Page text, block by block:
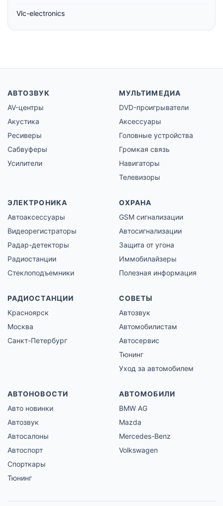
Vlc-electronics
АВТОЗВУК
AV-центры
Акустика
Ресиверы
Сабвуферы
Усилители
МУЛЬТИМЕДИА
DVD-проигрыватели
Аксессуары
Головные устройства
Громкая связь
Навигаторы
Телевизоры
ЭЛЕКТРОНИКА
Автоаксессуары
Видеорегистраторы
Радар-детекторы
Радиостанции
Стеклоподъемники
ОХРАНА
GSM сигнализации
Автосигнализации
Защита от угона
Иммобилайзеры
Полезная информация
РАДИОСТАНЦИИ
Красноярск
Москва
Санкт-Петербург
СОВЕТЫ
Автозвук
Автомобилистам
Автосервис
Тюнинг
Уход за автомобилем
АВТОНОВОСТИ
Авто новинки
Автозвук
Автосалоны
Автоспорт
Спорткары
Тюнинг
АВТОМОБИЛИ
BMW AG
Mazda
Mercedes-Benz
Volkswagen